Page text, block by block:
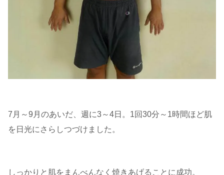
7月～9月のあいだ、週に3～4日。1回30分～1時間ほど肌
を日光にさらしつづけました。
しっかりと肌をまんべんなく焼きあげることに成功。